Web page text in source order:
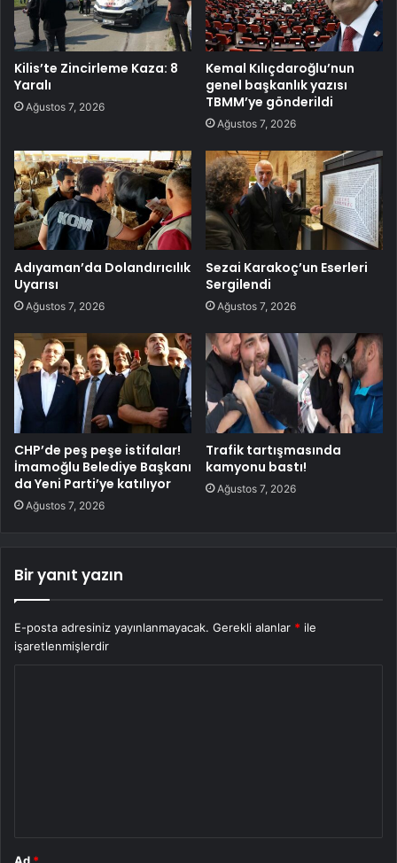
Kilis’te Zincirleme Kaza: 8
Yaralı
Ağustos 7, 2026
Kemal Kılıçdaroğlu’nun
genel başkanlık yazısı
TBMM’ye gönderildi
Ağustos 7, 2026
Adıyaman’da Dolandırıcılık
Uyarısı
Ağustos 7, 2026
Sezai Karakoç’un Eserleri
Sergilendi
Ağustos 7, 2026
CHP’de peş peşe istifalar!
İmamoğlu Belediye Başkanı
da Yeni Parti’ye katılıyor
Ağustos 7, 2026
Trafik tartışmasında
kamyonu bastı!
Ağustos 7, 2026
Bir yanıt yazın
E-posta adresiniz yayınlanmayacak. Gerekli alanlar * ile
işaretlenmişlerdir
Ad *